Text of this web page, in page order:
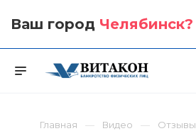
Ваш город Челябинск?
Главная Видео Отзывы